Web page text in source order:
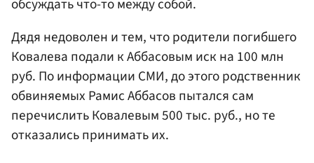
Дядя недоволен и тем, что родители погибшего
Ковалева подали к Аббасовым иск на 100 млн
руб. По информации СМИ, до этого родственник
обвиняемых Рамис Аббасов пытался сам
перечислить Ковалевым 500 тыс. руб., но те
отказались принимать их.